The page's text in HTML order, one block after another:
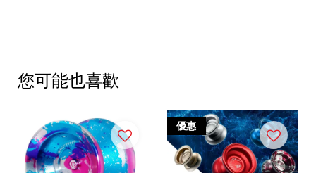
您可能也喜歡
優惠